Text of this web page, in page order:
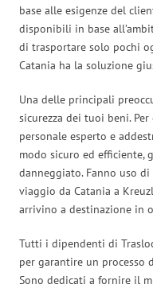
base alle esigenze del
disponibili in base
di trasportare solo pochi
Catania ha la soluzione
Una delle principali
sicurezza dei tuoi beni.
personale esperto e
modo sicuro ed efficiente,
danneggiato. Fanno uso
viaggio da Catania a
arrivino a destinazione in
Tutti i dipendenti di
per garantire un processo
Sono dedicati a fornire il